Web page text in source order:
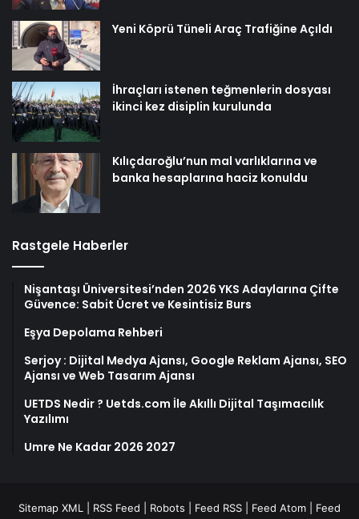
Yeni Köprü Tüneli Araç Trafiğine Açıldı
İhraçları istenen teğmenlerin dosyası
ikinci kez disiplin kurulunda
Kılıçdaroğlu’nun mal varlıklarına ve
banka hesaplarına haciz konuldu
Rastgele Haberler
Nişantaşı Üniversitesi’nden 2026 YKS Adaylarına Çifte
Güvence: Sabit Ücret ve Kesintisiz Burs
Eşya Depolama Rehberi
Serjoy : Dijital Medya Ajansı, Google Reklam Ajansı, SEO
Ajansı ve Web Tasarım Ajansı
UETDS Nedir ? Uetds.com İle Akıllı Dijital Taşımacılık
Yazılımı
Umre Ne Kadar 2026 2027
Sitemap XML RSS Feed Robots Feed RSS Feed Atom
Feed